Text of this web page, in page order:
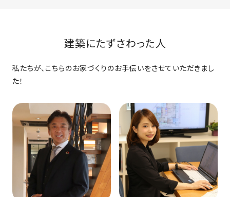
建築にたずさわった人
私たちが、こちらのお家づくりのお手伝いをさせていただきまし
た！